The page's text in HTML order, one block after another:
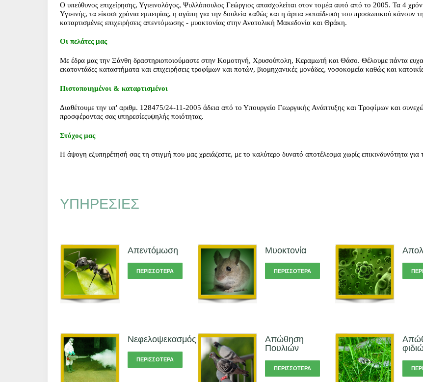
Ο υπεύθυνος επιχείρησης, Υγιεινολόγος, Ψυλλόπουλος Γεώργιος απασχολείται στον τομέα αυτό από το 2005. Τα 4
Υγιεινής, τα είκοσι χρόνια εμπειρίας, η αγάπη για την δουλεία καθώς και η άρτια εκπαίδευση του προσωπικού κάνουν
καταρτισμένες επιχειρήσεις απεντόμωσης - μυοκτονίας στην Ανατολική Μακεδονία και Θράκη.
Οι πελάτες μας
Με έδρα μας την Ξάνθη δραστηριοποιούμαστε στην Κομοτηνή, Χρυσούπολη, Κεραμωτή και Θάσο. Θέλουμε πάντα
εκατοντάδες καταστήματα και επιχειρήσεις τροφίμων και ποτών, βιομηχανικές μονάδες, νοσοκομεία καθώς και
Πιστοποιημένοι & καταρτισμένοι
Διαθέτουμε την υπ' αριθμ. 128475/24-11-2005 άδεια από το Υπουργείο Γεωργικής Ανάπτυξης και Τροφίμων και
προσφέροντας σας υπηρεσίεςυψηλής ποιότητας.
Στόχος μας
Η άψογη εξυπηρέτησή σας τη στιγμή που μας χρειάζεστε, με το καλύτερο δυνατό αποτέλεσμα χωρίς επικινδυνότητα για
ΥΠΗΡΕΣΙΕΣ
Απεντόμωση
ΠΕΡΙΣΣΌΤΕΡΑ
Μυοκτονία
ΠΕΡΙΣΣΌΤΕΡΑ
Νεφελοψεκασμός
ΠΕΡΙΣΣΌΤΕΡΑ
Απώθηση
Πουλιών
ΠΕΡΙΣΣΌΤΕΡΑ